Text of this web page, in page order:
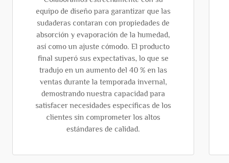
equipo de diseño para garantizar que las
sudaderas contaran con propiedades de
absorción y evaporación de la humedad,
así como un ajuste cómodo. El producto
final superó sus expectativas, lo que se
tradujo en un aumento del 40 % en las
ventas durante la temporada invernal,
demostrando nuestra capacidad para
satisfacer necesidades específicas de los
clientes sin comprometer los altos
estándares de calidad.